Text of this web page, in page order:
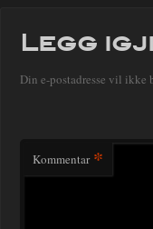
Legg
Din e-postadresse vil ikke
Kommentar *